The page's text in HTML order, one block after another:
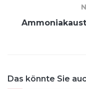
Das könnte Sie